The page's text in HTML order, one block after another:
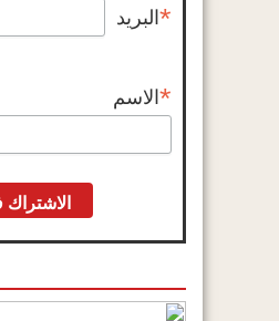
*البريد
*الاسم